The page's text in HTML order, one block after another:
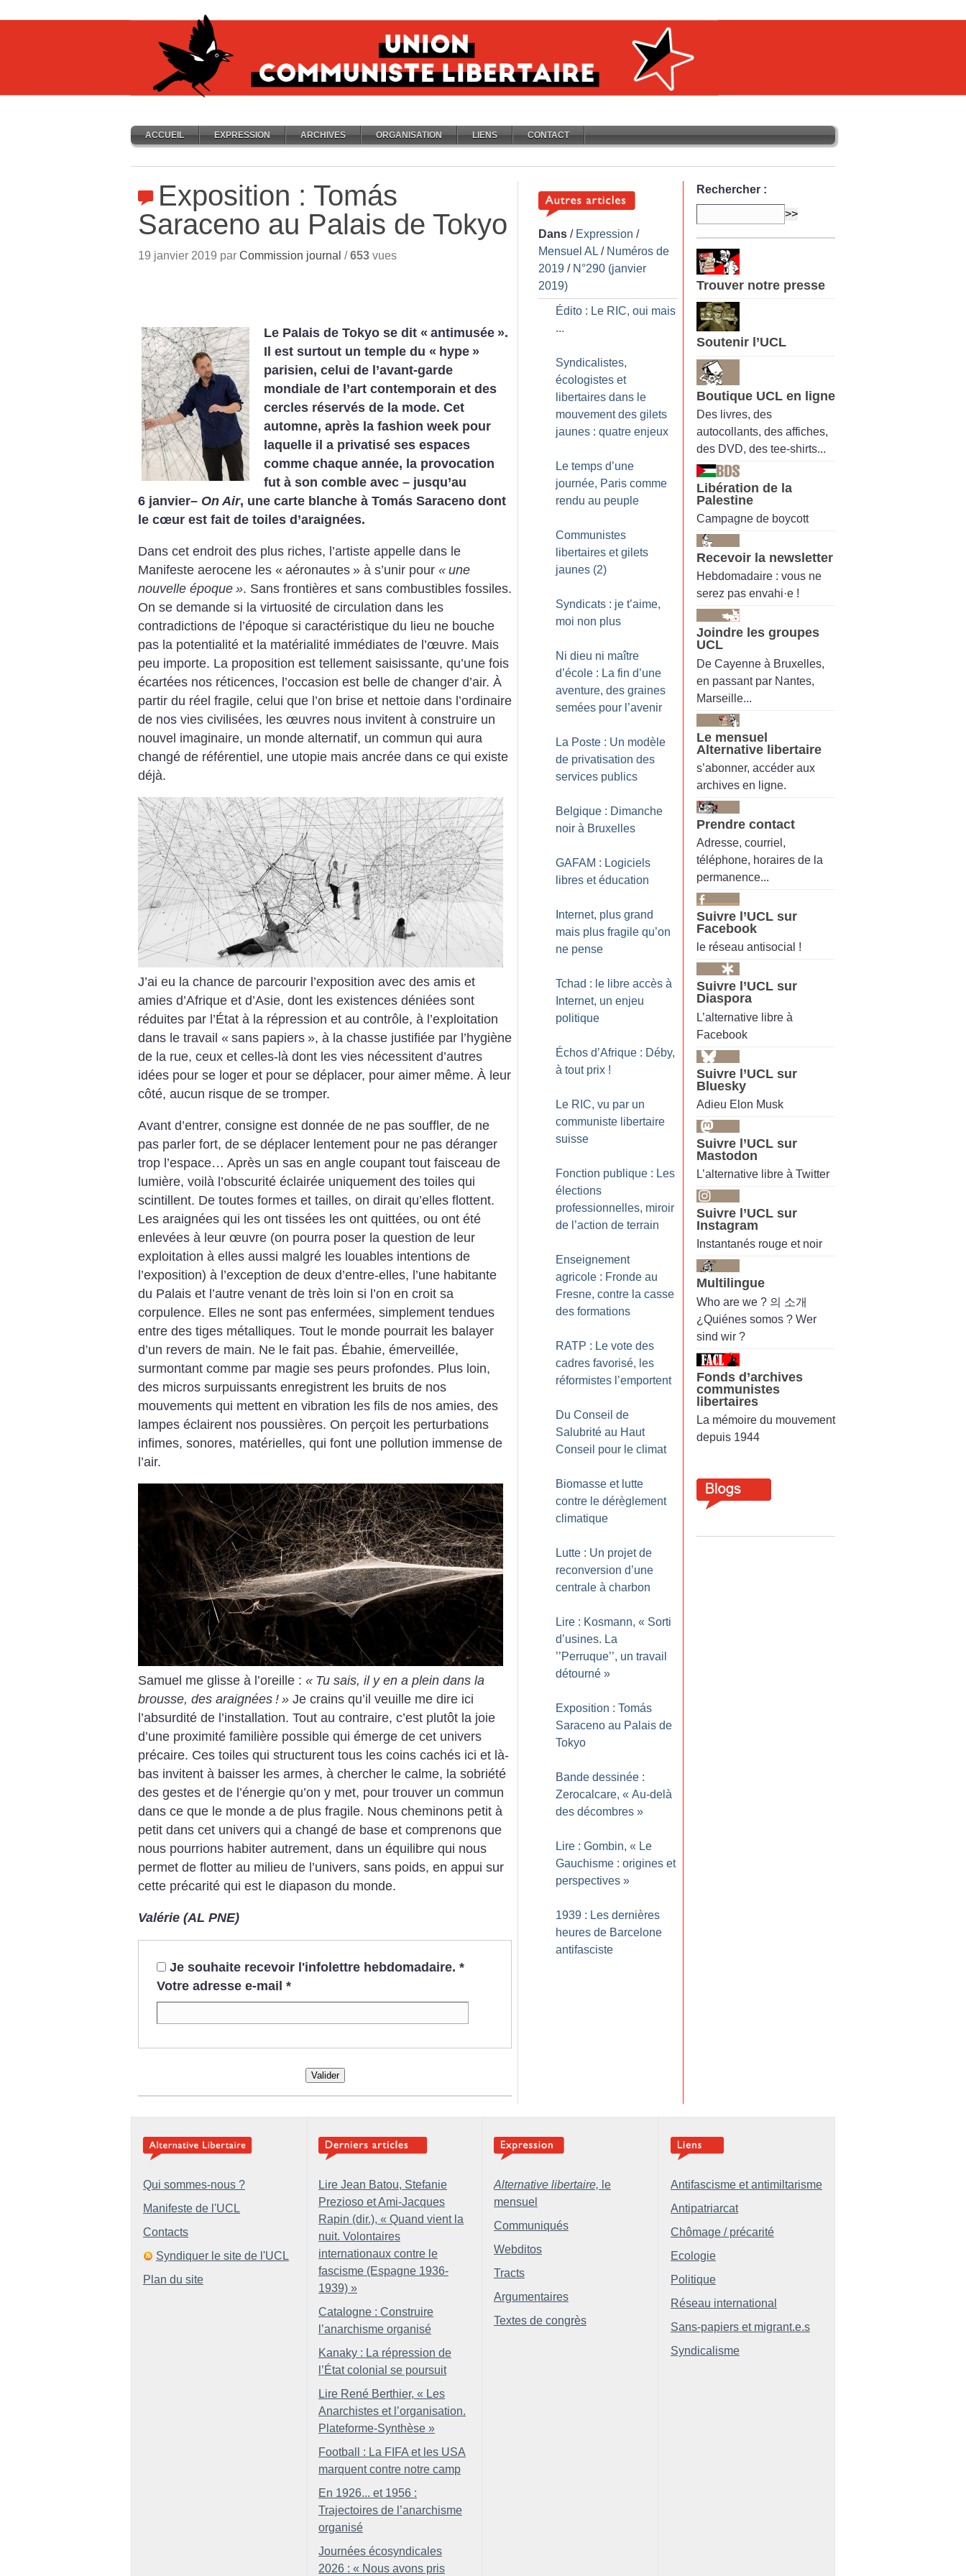
ACCUEIL EXPRESSION ARCHIVES ORGANISATION LIENS CONTACT
Exposition : Tomás
Saraceno au Palais de Tokyo
19 janvier 2019 par Commission journal /653 vues
Le Palais de Tokyo se dit « antimusée ».
Il est surtout un temple du « hype »
parisien, celui de l’avant-garde
mondiale de l’art contemporain et des
cercles réservés de la mode. Cet
automne, après la fashion week pour
laquelle il a privatisé ses espaces
comme chaque année, la provocation
fut à son comble avec – jusqu’au
6 janvier– On Air, une carte blanche à Tomás Saraceno dont
le cœur est fait de toiles d’araignées.
Dans cet endroit des plus riches, l’artiste appelle dans le
Manifeste aerocene les « aéronautes » à s’unir pour « une
nouvelle époque ». Sans frontières et sans combustibles fossiles.
On se demande si la virtuosité de circulation dans les
contradictions de l’époque si caractéristique du lieu ne bouche
pas la potentialité et la matérialité immédiates de l’œuvre. Mais
peu importe. La proposition est tellement saisissante, qu’une fois
écartées nos réticences, l’occasion est belle de changer d’air. À
partir du réel fragile, celui que l’on brise et nettoie dans l’ordinaire
de nos vies civilisées, les œuvres nous invitent à construire un
nouvel imaginaire, un monde alternatif, un commun qui aura
changé de référentiel, une utopie mais ancrée dans ce qui existe
déjà.
J’ai eu la chance de parcourir l’exposition avec des amis et
amies d’Afrique et d’Asie, dont les existences déniées sont
réduites par l’État à la répression et au contrôle, à l’exploitation
dans le travail « sans papiers », à la chasse justifiée par l’hygiène
de la rue, ceux et celles-là dont les vies nécessitent d’autres
idées pour se loger et pour se déplacer, pour aimer même. À leur
côté, aucun risque de se tromper.
Avant d’entrer, consigne est donnée de ne pas souffler, de ne
pas parler fort, de se déplacer lentement pour ne pas déranger
trop l’espace… Après un sas en angle coupant tout faisceau de
lumière, voilà l’obscurité éclairée uniquement des toiles qui
scintillent. De toutes formes et tailles, on dirait qu’elles flottent.
Les araignées qui les ont tissées les ont quittées, ou ont été
enlevées à leur œuvre (on pourra poser la question de leur
exploitation à elles aussi malgré les louables intentions de
l’exposition) à l’exception de deux d’entre-elles, l’une habitante
du Palais et l’autre venant de très loin si l’on en croit sa
corpulence. Elles ne sont pas enfermées, simplement tendues
entre des tiges métalliques. Tout le monde pourrait les balayer
d’un revers de main. Ne le fait pas. Ébahie, émerveillée,
surmontant comme par magie ses peurs profondes. Plus loin,
des micros surpuissants enregistrent les bruits de nos
mouvements qui mettent en vibration les fils de nos amies, des
lampes éclairent nos poussières. On perçoit les perturbations
infimes, sonores, matérielles, qui font une pollution immense de
l’air.
Samuel me glisse à l’oreille : « Tu sais, il y en a plein dans la
brousse, des araignées ! » Je crains qu’il veuille me dire ici
l’absurdité de l’installation. Tout au contraire, c’est plutôt la joie
d’une proximité familière possible qui émerge de cet univers
précaire. Ces toiles qui structurent tous les coins cachés ici et là-
bas invitent à baisser les armes, à chercher le calme, la sobriété
des gestes et de l’énergie qu’on y met, pour trouver un commun
dans ce que le monde a de plus fragile. Nous cheminons petit à
petit dans cet univers qui a changé de base et comprenons que
nous pourrions habiter autrement, dans un équilibre qui nous
permet de flotter au milieu de l’univers, sans poids, en appui sur
cette précarité qui est le diapason du monde.
Valérie (AL PNE)
Je souhaite recevoir l'infolettre hebdomadaire. *
Votre adresse e-mail *
Valider
Dans / Expression /
Mensuel AL / Numéros de
2019 / N°290 (janvier
2019)
Édito : Le RIC, oui mais
...
Syndicalistes,
écologistes et
libertaires dans le
mouvement des gilets
jaunes : quatre enjeux
Le temps d’une
journée, Paris comme
rendu au peuple
Communistes
libertaires et gilets
jaunes (2)
Syndicats : je t’aime,
moi non plus
Ni dieu ni maître
d’école : La fin d’une
aventure, des graines
semées pour l’avenir
La Poste : Un modèle
de privatisation des
services publics
Belgique : Dimanche
noir à Bruxelles
GAFAM : Logiciels
libres et éducation
Internet, plus grand
mais plus fragile qu’on
ne pense
Tchad : le libre accès à
Internet, un enjeu
politique
Échos d’Afrique : Déby,
à tout prix !
Le RIC, vu par un
communiste libertaire
suisse
Fonction publique : Les
élections
professionnelles, miroir
de l’action de terrain
Enseignement
agricole : Fronde au
Fresne, contre la casse
des formations
RATP : Le vote des
cadres favorisé, les
réformistes l’emportent
Du Conseil de
Salubrité au Haut
Conseil pour le climat
Biomasse et lutte
contre le dérèglement
climatique
Lutte : Un projet de
reconversion d’une
centrale à charbon
Lire : Kosmann, « Sorti
d’usines. La
’’Perruque’’, un travail
détourné »
Exposition : Tomás
Saraceno au Palais de
Tokyo
Bande dessinée :
Zerocalcare, « Au-delà
des décombres »
Lire : Gombin, « Le
Gauchisme : origines et
perspectives »
1939 : Les dernières
heures de Barcelone
antifasciste
Rechercher :
Trouver notre presse
Soutenir l’UCL
Boutique UCL en ligne
Des livres, des
autocollants, des affiches,
des DVD, des tee-shirts...
Libération de la
Palestine
Campagne de boycott
Recevoir la newsletter
Hebdomadaire : vous ne
serez pas envahi·e !
Joindre les groupes
UCL
De Cayenne à Bruxelles,
en passant par Nantes,
Marseille...
Le mensuel
Alternative libertaire
s’abonner, accéder aux
archives en ligne.
Prendre contact
Adresse, courriel,
téléphone, horaires de la
permanence...
Suivre l’UCL sur
Facebook
le réseau antisocial !
Suivre l’UCL sur
Diaspora
L’alternative libre à
Facebook
Suivre l’UCL sur
Bluesky
Adieu Elon Musk
Suivre l’UCL sur
Mastodon
L’alternative libre à Twitter
Suivre l’UCL sur
Instagram
Instantanés rouge et noir
Multilingue
Who are we ? 의 소개
¿Quiénes somos ? Wer
sind wir ?
Fonds d’archives
communistes
libertaires
La mémoire du mouvement
depuis 1944
Qui sommes-nous ?
Manifeste de l'UCL
Contacts
Syndiquer le site de l'UCL
Plan du site
Lire Jean Batou, Stefanie
Prezioso et Ami-Jacques
Rapin (dir.), « Quand vient la
nuit. Volontaires
internationaux contre le
fascisme (Espagne 1936-
1939) »
Catalogne : Construire
l’anarchisme organisé
Kanaky : La répression de
l’État colonial se poursuit
Lire René Berthier, « Les
Anarchistes et l’organisation.
Plateforme-Synthèse »
Football : La FIFA et les USA
marquent contre notre camp
En 1926... et 1956 :
Trajectoires de l’anarchisme
organisé
Journées écosyndicales
2026 : « Nous avons pris
Alternative libertaire, le
mensuel
Communiqués
Webditos
Tracts
Argumentaires
Textes de congrès
Antifascisme et antimiltarisme
Antipatriarcat
Chômage / précarité
Ecologie
Politique
Réseau international
Sans-papiers et migrant.e.s
Syndicalisme